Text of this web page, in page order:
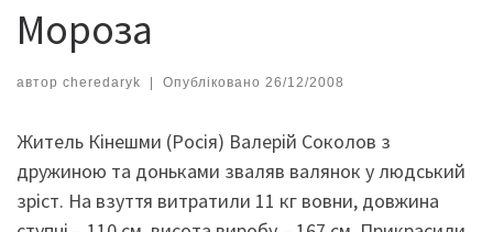
Мороза
автор cheredaryk | Опубліковано 26/12/2008
Житель Кінешми (Росія) Валерій Соколов з
дружиною та доньками зваляв валянок у людський
зріст. На взуття витратили 11 кг вовни, довжина